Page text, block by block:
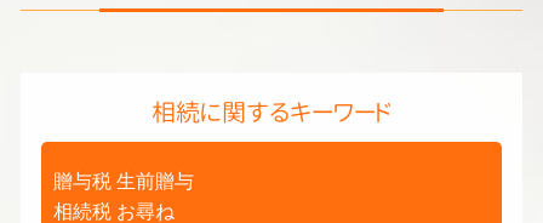
相続に関するキーワード
贈与税 生前贈与
相続税 お尋ね